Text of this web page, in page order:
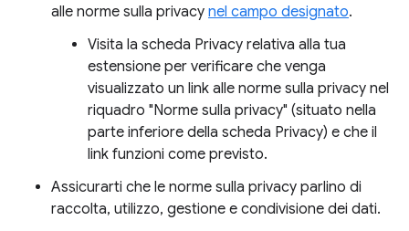
alle norme sulla privacy nel campo designato.
Visita la scheda Privacy relativa alla tua
estensione per verificare che venga
visualizzato un link alle norme sulla privacy nel
riquadro "Norme sulla privacy" (situato nella
parte inferiore della scheda Privacy) e che il
link funzioni come previsto.
Assicurarti che le norme sulla privacy parlino di
raccolta, utilizzo, gestione e condivisione dei dati.